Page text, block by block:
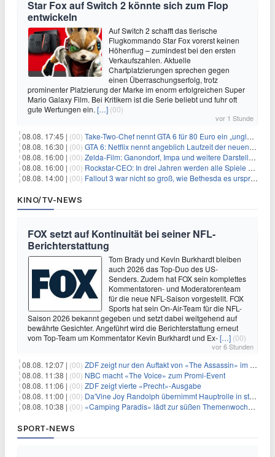
Star Fox auf Switch 2 könnte sich zum Flop
entwickeln
Auf Switch 2 schafft das tierische
Flugkommando Star Fox vorerst keinen
Höhenflug – zumindest bei den ersten
Verkaufszahlen. Aktuelle
Chartplatzierungen sprechen gegen
einen Überraschungserfolg, trotz
prominenter Platzierung der Marke im enorm erfolgreichen Super
Mario Galaxy Film. Bei Kritikern ist die Serie beliebt und fuhr oft
gute Wertungen ein. […] (00)
vor 1 Stunde
08.08. 17:45 | (00) Take-Two-Chef nennt GTA 6 für 80 Euro ein „unglaubliches Schnäppchen“
08.08. 16:30 | (00) GTA 6: Netflix nennt angeblich Laufzeit der neuen Gameplay-Präsentation
08.08. 16:00 | (00) Zelda-Film: Ganondorf, Impa und weitere Darsteller sollen feststehen
08.08. 16:00 | (00) Rockstar-CEO: In drei Jahren werden alle Spiele gestreamt
08.08. 14:00 | (00) Fallout 3 war nicht so groß, wie Bethesda es ursprünglich wollte
KINO/TV-NEWS
FOX setzt auf Kontinuität bei seiner NFL-
Berichterstattung
Tom Brady und Kevin Burkhardt bleiben
auch 2026 das Top-Duo des US-
Senders. Zudem hat FOX sein komplettes
Kommentatoren- und Moderatorenteam
für die neue NFL-Saison vorgestellt. FOX
Sports hat sein On-Air-Team für die NFL-
Saison 2026 bekannt gegeben und setzt dabei weitgehend auf
bewährte Gesichter. Angeführt wird die Berichterstattung erneut
vom Top-Team um Kommentator Kevin Burkhardt und Ex-[…] (00)
vor 6 Stunden
08.08. 12:07 | (00) ZDF zeigt nur den Auftakt von «The Assassin» im Fernsehen
08.08. 11:38 | (00) NBC macht «The Voice» zum Promi-Event
08.08. 11:06 | (00) ZDF zeigt vierte «Precht»-Ausgabe
08.08. 11:00 | (00) Da'Vine Joy Randolph übernimmt Hauptrolle in starbesetzter schwarzer Komödie
08.08. 10:38 | (00) «Camping Paradis» lädt zur süßen Themenwoche ein
SPORT-NEWS